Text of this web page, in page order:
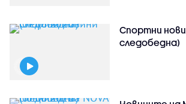
Спортни
следобедна)